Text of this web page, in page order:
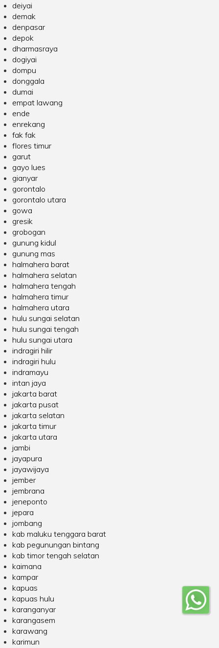
deiyai
demak
denpasar
depok
dharmasraya
dogiyai
dompu
donggala
dumai
empat lawang
ende
enrekang
fak fak
flores timur
garut
gayo lues
gianyar
gorontalo
gorontalo utara
gowa
gresik
grobogan
gunung kidul
gunung mas
halmahera barat
halmahera selatan
halmahera tengah
halmahera timur
halmahera utara
hulu sungai selatan
hulu sungai tengah
hulu sungai utara
indragiri hilir
indragiri hulu
indramayu
intan jaya
jakarta barat
jakarta pusat
jakarta selatan
jakarta timur
jakarta utara
jambi
jayapura
jayawijaya
jember
jembrana
jeneponto
jepara
jombang
kab maluku tenggara barat
kab pegunungan bintang
kab timor tengah selatan
kaimana
kampar
kapuas
kapuas hulu
karanganyar
karangasem
karawang
karimun